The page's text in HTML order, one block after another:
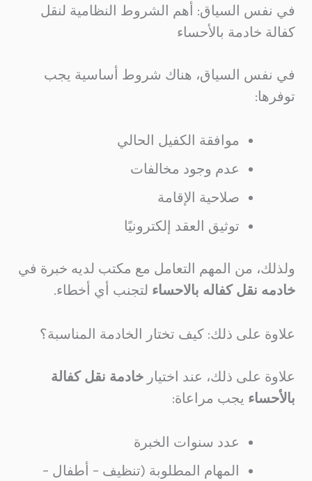
في نفس السياق: أهم الشروط النظامية لنقل
كفالة خادمة بالأحساء
في نفس السياق، هناك شروط أساسية يجب
توفرها:
موافقة الكفيل الحالي
عدم وجود مخالفات
صلاحية الإقامة
توثيق العقد إلكترونيًا
ولذلك، من المهم التعامل مع مكتب لديه خبرة في
خادمه نقل كفاله بالاحساء لتجنب أي أخطاء.
علاوة على ذلك: كيف تختار الخادمة المناسبة؟
علاوة على ذلك، عند اختيار خادمة نقل كفالة
بالأحساء يجب مراعاة:
عدد سنوات الخبرة
المهام المطلوبة (تنظيف – أطفال –